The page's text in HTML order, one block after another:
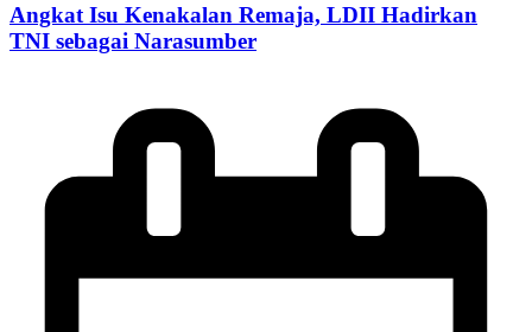
Angkat Isu Kenakalan Remaja, LDII Hadirkan
TNI sebagai Narasumber